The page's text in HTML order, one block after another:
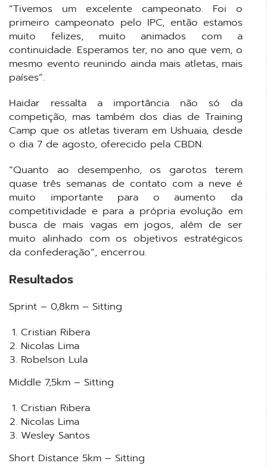
“Tivemos um excelente campeonato. Foi o
primeiro campeonato pelo IPC, então estamos
muito felizes, muito animados com a
continuidade. Esperamos ter, no ano que vem, o
mesmo evento reunindo ainda mais atletas, mais
países”.
Haidar ressalta a importância não só da
competição, mas também dos dias de Training
Camp que os atletas tiveram em Ushuaia, desde
o dia 7 de agosto, oferecido pela CBDN.
“Quanto ao desempenho, os garotos terem
quase três semanas de contato com a neve é
muito importante para o aumento da
competitividade e para a própria evolução em
busca de mais vagas em jogos, além de ser
muito alinhado com os objetivos estratégicos
da confederação”, encerrou.
Resultados
Sprint – 0,8km – Sitting
Cristian Ribera
Nicolas Lima
Robelson Lula
Middle 7,5km – Sitting
Cristian Ribera
Nicolas Lima
Wesley Santos
Short Distance 5km – Sitting